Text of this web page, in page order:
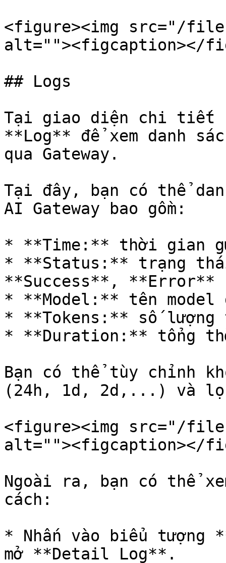
<figure><img src="/files/
alt=""><figcaption></
## Logs
Tại giao diện chi tiết
**Log** để xem danh
qua Gateway.
Tại đây, bạn có thể
AI Gateway bao gồm:
* **Time:** thời gian
* **Status:** trạng
**Success**, **Error**
* **Model:** tên model
* **Tokens:** số
* **Duration:** tổng
Bạn có thể tùy chỉnh
(24h, 1d, 2d,...) và
<figure><img src="/files/
alt=""><figcaption></
Ngoài ra, bạn có thể
cách:
* Nhấn vào biểu
mở **Detail Log**.